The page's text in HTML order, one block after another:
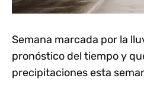
Semana marcada por la
pronóstico del tiempo y
precipitaciones esta